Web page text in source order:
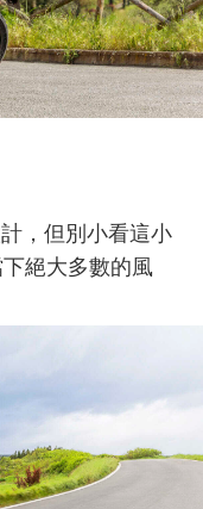
，但別小看這小
絕大多數的風